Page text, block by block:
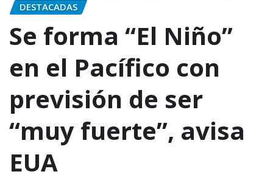
DESTACADAS
Se forma “El Niño”
en el Pacífico con
previsión de ser
“muy fuerte”, avisa
EUA